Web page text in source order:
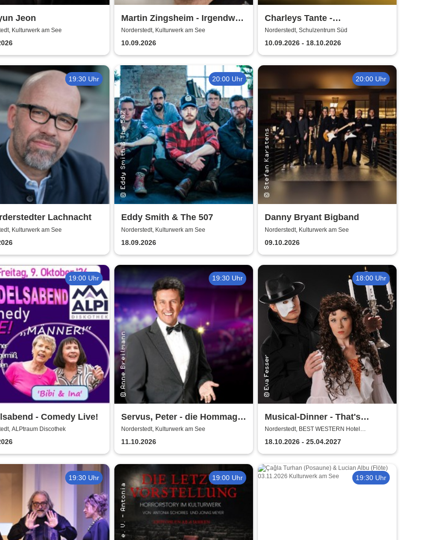
Jeon
Kulturwerk am See
Martin Zingsheim - Irgendwas
mach ich falsch
Norderstedt, Kulturwerk am See
10.09.2026
Charleys Tante -
Komödienklassiker in Platt
und Hochdeutsch
Norderstedt, Schulzentrum Süd
10.09.2026 - 18.10.2026
19:30 Uhr
Lachnacht
Kulturwerk am See
20:00 Uhr
Eddy Smith & The 507
Norderstedt, Kulturwerk am See
18.09.2026
20:00 Uhr
Danny Bryant Bigband
Norderstedt, Kulturwerk am See
09.10.2026
19:00 Uhr
- Comedy Live!
ALPtraum Discothek
19:30 Uhr
Servus, Peter - die Hommage
an Peter Alexander |
Kulturwerk am See
Norderstedt
Norderstedt, Kulturwerk am See
11.10.2026
18:00 Uhr
Musical-Dinner - That's
Entertainment
Norderstedt, BEST WESTERN Hotel
Schmöker-Hof
18.10.2026 - 25.04.2027
19:30 Uhr 19:00 Uhr 19:30 Uhr